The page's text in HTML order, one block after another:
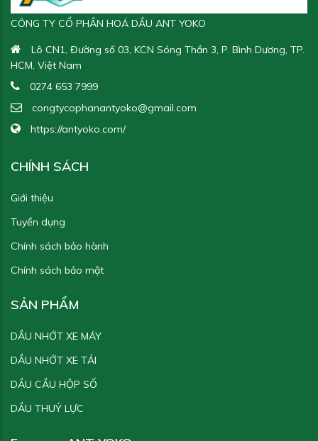
Yoko R.P.O P140
Yoko Gear Oil EP 320
Yoko Gear Oil EP 220
Yoko Gear Oil EP 150
CÔNG TY CỔ PHẦN HOÁ DẦU ANT YOKO
Lô CN1, Đường số 03, KCN Sóng Thần 3, P. Bình Dương, TP.
HCM, Việt Nam
0274 653 7999
congtycophanantyoko@gmail.com
https://antyoko.com/
CHÍNH SÁCH
Giới thiệu
Tuyển dụng
Chính sách bảo hành
Chính sách bảo mật
SẢN PHẨM
DẦU NHỚT XE MÁY
DẦU NHỚT XE TẢI
DẦU CẦU HỘP SỐ
DẦU THUỶ LỰC